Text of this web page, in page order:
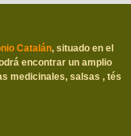
Catalán, situado en el
encontrar un amplio
medicinales, salsas , tés